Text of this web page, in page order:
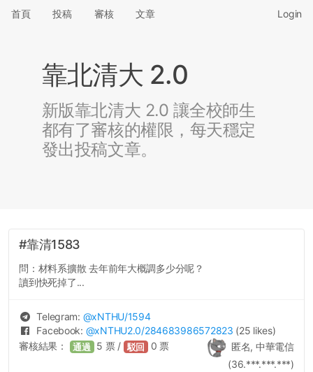
首頁 投稿 審核 文章 Login
靠北清大 2.0
新版靠北清大 2.0 讓全校師生
都有了審核的權限，每天穩定
發出投稿文章。
#靠清1583
問：材料系擴散 去年前年大概調多少分呢？
讀到快死掉了...
Telegram: @xNTHU/1594
Facebook: @xNTHU2.0/284683986572823 (25 likes)
匿名, 中華電信
(36.***.***.***)
審核結果： 通過 5 票 / 駁回 0 票